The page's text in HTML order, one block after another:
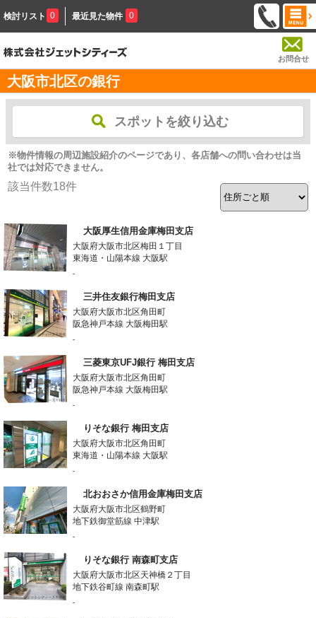
検討リスト 0 最近見た物件 0
お問合せ
大阪市北区の銀行
スポットを絞り込む
※物件情報の周辺施設紹介のページであり、各店舗への問い合わせは当
社では対応できません。
該当件数18件
大阪厚生信用金庫梅田支店
大阪府大阪市北区梅田１丁目
東海道・山陽本線 大阪駅
-
三井住友銀行梅田支店
大阪府大阪市北区角田町
阪急神戸本線 大阪梅田駅
-
三菱東京UFJ銀行 梅田支店
大阪府大阪市北区角田町
阪急神戸本線 大阪梅田駅
-
りそな銀行 梅田支店
大阪府大阪市北区角田町
東海道・山陽本線 大阪駅
-
北おおさか信用金庫梅田支店
大阪府大阪市北区鶴野町
地下鉄御堂筋線 中津駅
-
りそな銀行 南森町支店
大阪府大阪市北区天神橋２丁目
地下鉄谷町線 南森町駅
-